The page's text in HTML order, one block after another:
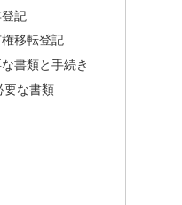
記
移転登記
書類と手続き
要な書類